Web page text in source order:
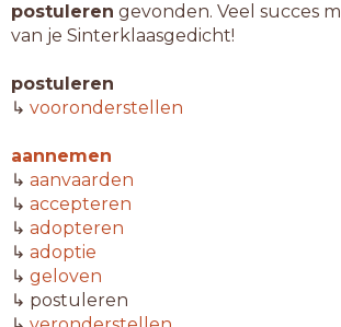
postuleren gevonden. Veel succes
van je Sinterklaasgedicht!
postuleren
↳ vooronderstellen
aannemen
↳ aanvaarden
↳ accepteren
↳ adopteren
↳ adoptie
↳ geloven
↳ postuleren